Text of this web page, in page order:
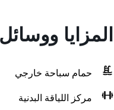
المزايا
حمام سباحة خارجي
مركز اللياقة البدنية